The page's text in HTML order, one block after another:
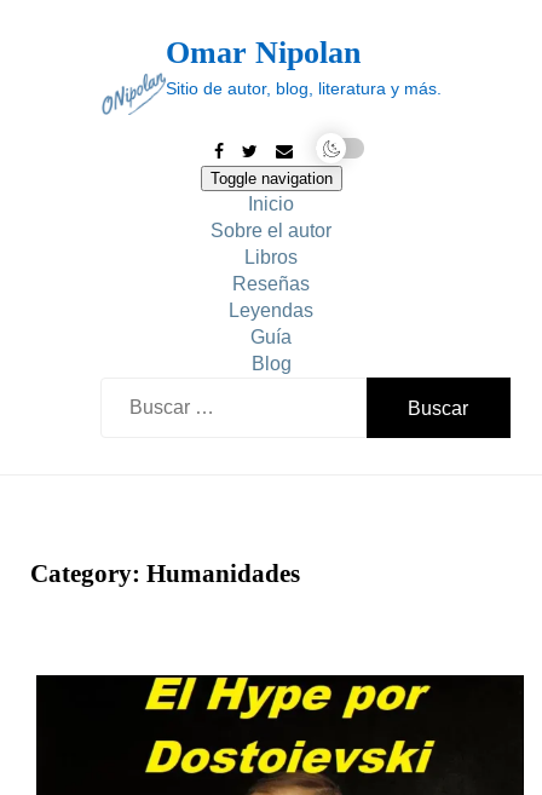
Omar Nipolan
Sitio de autor, blog, literatura y más.
Toggle navigation
Inicio
Sobre el autor
Libros
Reseñas
Leyendas
Guía
Blog
Category: Humanidades